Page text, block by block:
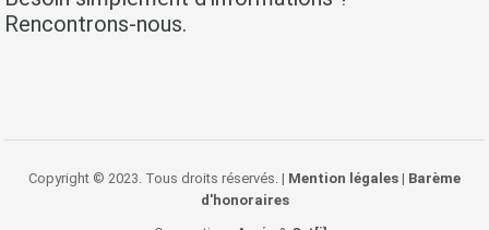
Rencontrons-nous.
Copyright © 2023. Tous droits réservés. | Mention légales | Barème
d'honoraires